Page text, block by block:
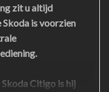
zit u altijd
Skoda is voorzien
Citigo is hij